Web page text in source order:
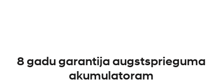
8 gadu garantija augstsprieguma
akumulatoram